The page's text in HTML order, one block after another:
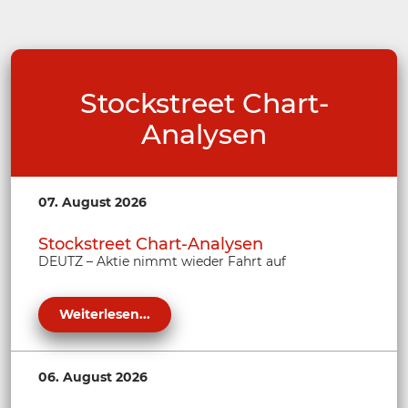
Stockstreet Chart-
Analysen
07. August 2026
Stockstreet Chart-Analysen
DEUTZ – Aktie nimmt wieder Fahrt auf
Weiterlesen...
06. August 2026